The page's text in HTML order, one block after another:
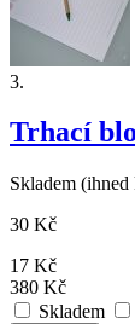
3.
Trhací
Skladem (ihned
30 Kč
17 Kč
380 Kč
Skladem